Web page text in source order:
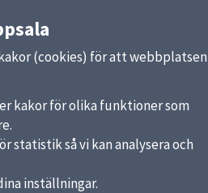
(cookies) för att webbplatsen
kakor för olika funktioner som
statistik så vi kan analysera och
inställningar.